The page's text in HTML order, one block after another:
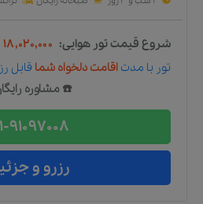
شروع قیمت تور هوایی: ۱۸,۰۲۰,۰۰۰
تور با مدت اقامت دلخواه شما قابل
☎️ مشاوره
91097008
رزرو و